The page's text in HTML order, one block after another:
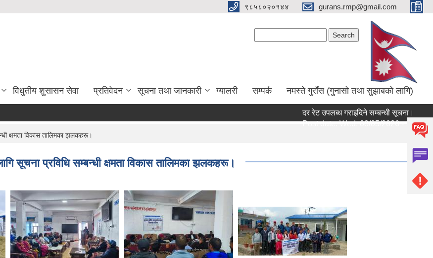
९८५८०२०१४४ gurans.rmp@gmail.com
विधुतीय शुसासन सेवा प्रतिवेदन सूचना तथा जानकारी ग्यालरी सम्पर्क नमस्ते गुराँस (गुनासो तथा सुझाबको लागि)
दर रेट उपलब्ध गराइदिने सम्बन्धी सूचना।
Post date:Wed, 08/05/2026 - 17:14
क्षमता विकास तालिमका झलकहरू।
सूचना प्रविधि सम्बन्धी क्षमता विकास तालिमका झलकहरू।